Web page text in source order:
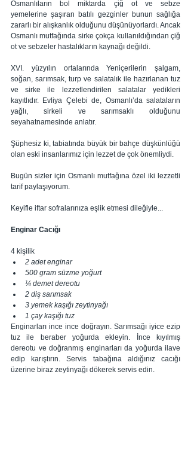
Osmanlıların bol miktarda çiğ ot ve sebze
yemelerine şaşıran batılı gezginler bunun sağlığa
zararlı bir alışkanlık olduğunu düşünüyorlardı. Ancak
Osmanlı mutfağında sirke çokça kullanıldığından çiğ
ot ve sebzeler hastalıkların kaynağı değildi.
XVI. yüzyılın ortalarında Yeniçerilerin şalgam,
soğan, sarımsak, turp ve salatalık ile hazırlanan tuz
ve sirke ile lezzetlendirilen salatalar yedikleri
kayıtlıdır. Evliya Çelebi de, Osmanlı’da salataların
yağlı, sirkeli ve sarımsaklı olduğunu
seyahatnamesinde anlatır.
Şüphesiz ki, tabiatında büyük bir bahçe düşkünlüğü
olan eski insanlarımız için lezzet de çok önemliydi.
Bugün sizler için Osmanlı mutfağına özel iki lezzetli
tarif paylaşıyorum.
Keyifle iftar sofralarınıza eşlik etmesi dileğiyle...
Enginar Cacığı
4 kişilik
2 adet enginar
500 gram süzme yoğurt
¼ demet dereotu
2 diş sarımsak
3 yemek kaşığı zeytinyağı
1 çay kaşığı tuz
Enginarları ince ince doğrayın. Sarımsağı iyice ezip
tuz ile beraber yoğurda ekleyin. İnce kıyılmış
dereotu ve doğranmış enginarları da yoğurda ilave
edip karıştırın. Servis tabağına aldığınız cacığı
üzerine biraz zeytinyağı dökerek servis edin.